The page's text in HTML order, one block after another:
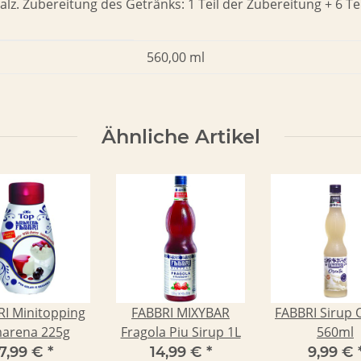
Zubereitung des Getränks: 1 Teil der Zubereitung + 6
560,00 ml
Ähnliche Artikel
Minitopping
225g
€ *
FABBRI MIXYBAR
Fragola Piu Sirup 1L
14,99 € *
FABBRI Sirup
560ml
9,99 €